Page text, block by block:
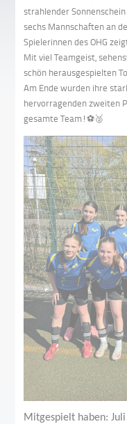
strahlender
sechs Mannschaften an
Spielerinnen des OHG
Mit viel Teamgeist,
schön herausgespielten
Am Ende wurden ihre
hervorragenden zweiten
gesamte Team!⚽🥈
Mitgespielt haben: